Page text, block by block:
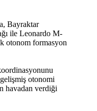
Bayraktar
ile Leonardo M-
otonom formasyon
otonomi
havadan verdiği